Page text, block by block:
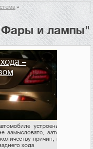
»
и лампы"
–
устроены
замысловато, зато
причин, в
хода